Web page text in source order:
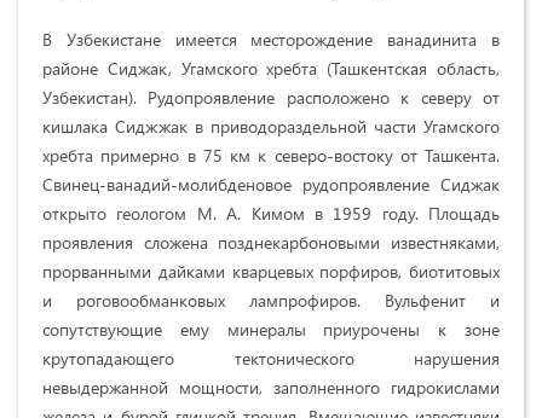
В Узбекистане имеется месторождение ванадинита в
районе Сиджак, Угамского хребта (Ташкентская область,
Узбекистан). Рудопроявление расположено к северу от
кишлака Сиджжак в приводораздельной части Угамского
хребта примерно в 75 км к северо-востоку от Ташкента.
Свинец-ванадий-молибденовое рудопроявление Сиджак
открыто геологом М. А. Кимом в 1959 году. Площадь
проявления сложена позднекарбоновыми известняками,
прорванными дайками кварцевых порфиров, биотитовых
и роговообманковых лампрофиров. Вульфенит и
сопутствующие ему минералы приурочены к зоне
крутопадающего тектонического нарушения
невыдержанной мощности, заполненного гидрокислами